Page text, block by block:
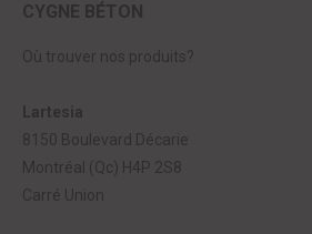
CYGNE BÉTON
Où trouver nos produits?
Lartesia
8150 Boulevard Décarie
Montréal (Qc) H4P 2S8
Carré Union